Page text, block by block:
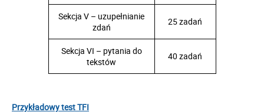
Sekcja V – uzupełnianie
zdań
25 zadań
Sekcja VI – pytania do
tekstów
40 zadań
Przykładowy test TFI